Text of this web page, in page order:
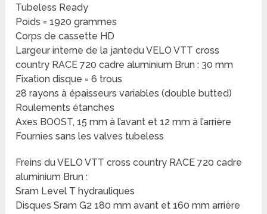
Tubeless Ready
Poids = 1920 grammes
Corps de cassette HD
Largeur interne de la jantedu VELO VTT cross
country RACE 720 cadre aluminium Brun : 30 mm
Fixation disque = 6 trous
28 rayons à épaisseurs variables (double butted)
Roulements étanches
Axes BOOST, 15 mm à l’avant et 12 mm à l’arrière
Fournies sans les valves tubeless
Freins du VELO VTT cross country RACE 720 cadre
aluminium Brun :
Sram Level T hydrauliques
Disques Sram G2 180 mm avant et 160 mm arrière